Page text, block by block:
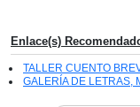
Enlace(s)
TALLER CUENTO
GALERÍA DE LETRAS,